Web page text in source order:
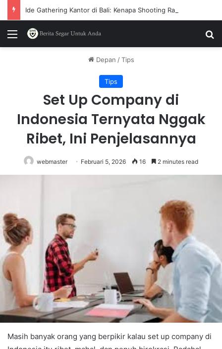
Menu
Depan / Tips
Tips
Set Up Company di
Indonesia Ternyata Nggak
Ribet, Ini Penjelasannya
webmaster Februari 5, 2026 16 2 minutes read
Masih banyak orang yang berpikir kalau set up company di